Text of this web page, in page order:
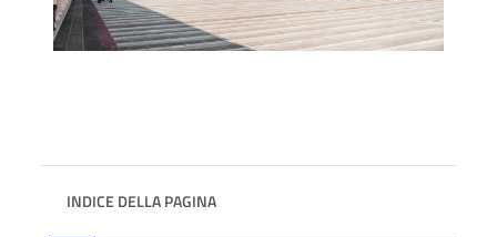
INDICE DELLA PAGINA